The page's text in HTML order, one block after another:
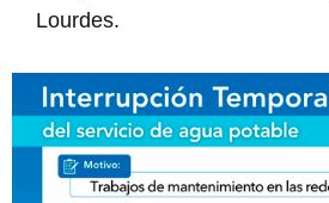
Lourdes.